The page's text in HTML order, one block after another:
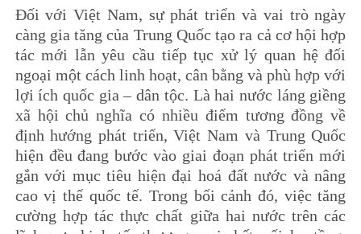
Đối với Việt Nam, sự phát triển và vai trò ngày
càng gia tăng của Trung Quốc tạo ra cả cơ hội hợp
tác mới lẫn yêu cầu tiếp tục xử lý quan hệ đối
ngoại một cách linh hoạt, cân bằng và phù hợp với
lợi ích quốc gia – dân tộc. Là hai nước láng giềng
xã hội chủ nghĩa có nhiều điểm tương đồng về
định hướng phát triển, Việt Nam và Trung Quốc
hiện đều đang bước vào giai đoạn phát triển mới
gắn với mục tiêu hiện đại hoá đất nước và nâng
cao vị thế quốc tế. Trong bối cảnh đó, việc tăng
cường hợp tác thực chất giữa hai nước trên các